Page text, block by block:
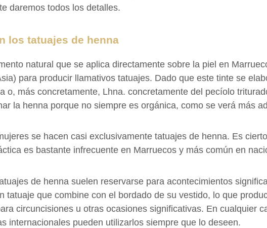
daremos todos los detalles.
los tatuajes de henna
natural que se aplica directamente sobre la piel en
para producir llamativos tatuajes. Dado que este tinte se
o, más concretamente, Lhna. concretamente del pecíolo
la henna porque no siempre es orgánica, como se verá más
se hacen casi exclusivamente tatuajes de henna. Es
es bastante infrecuente en Marruecos y más común en
de henna suelen reservarse para acontecimientos
tatuaje que combine con el bordado de su vestido, lo que
circuncisiones u otras ocasiones significativas. En cualquier
internacionales pueden utilizarlos siempre que lo deseen.